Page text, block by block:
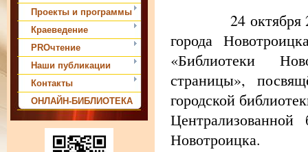
Проекты и программы
Краеведение
PROчтение
Наши публикации
Контакты
ОНЛАЙН-БИБЛИОТЕКА
24 октября
города
«Библиотеки
страницы»,
городской
Централизованной
Новотроицка.